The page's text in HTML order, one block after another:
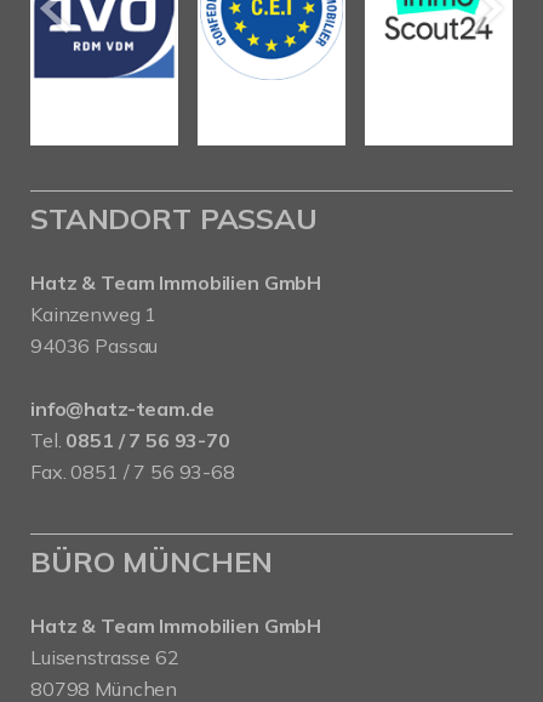
STANDORT PASSAU
Hatz & Team Immobilien GmbH
Kainzenweg 1
94036 Passau
info@hatz-team.de
Tel. 0851 / 7 56 93-70
Fax. 0851 / 7 56 93-68
BÜRO MÜNCHEN
Hatz & Team Immobilien GmbH
Luisenstrasse 62
80798 München